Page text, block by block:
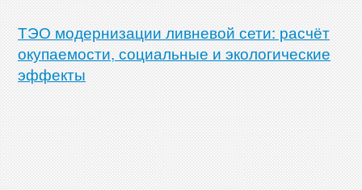
ТЭО модернизации ливневой сети: расчёт
окупаемости, социальные и экологические
эффекты